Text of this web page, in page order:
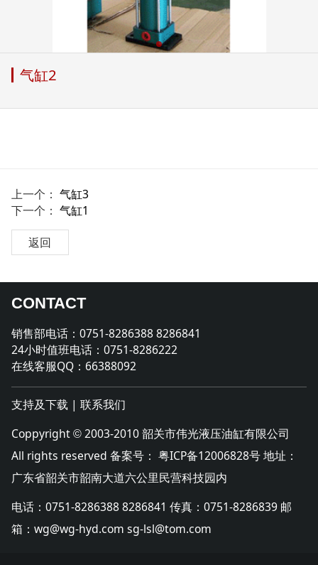
气缸2
上一个： 气缸3
下一个： 气缸1
返回
CONTACT
销售部电话：0751-8286388 8286841
24小时值班电话：0751-8286222
在线客服QQ：66388092
支持及下载 | 联系我们
Coppyright ©2003-2010 韶关市伟光液压油缸有限公司
All rights reserved 备案号： 粤ICP备12006828号地址：
广东省韶关市韶南大道六公里民营科技园内
电话：0751-8286388 8286841 传真：0751-8286839 邮
箱：wg@wg-hyd.com sg-lsl@tom.com